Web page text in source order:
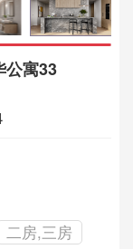
公寓33
二房,三房